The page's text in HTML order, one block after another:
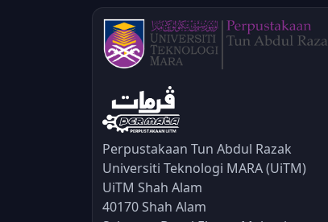
Perpustakaan Tun Abdul Razak
Universiti Teknologi MARA (UiTM)
UiTM Shah Alam
40170 Shah Alam